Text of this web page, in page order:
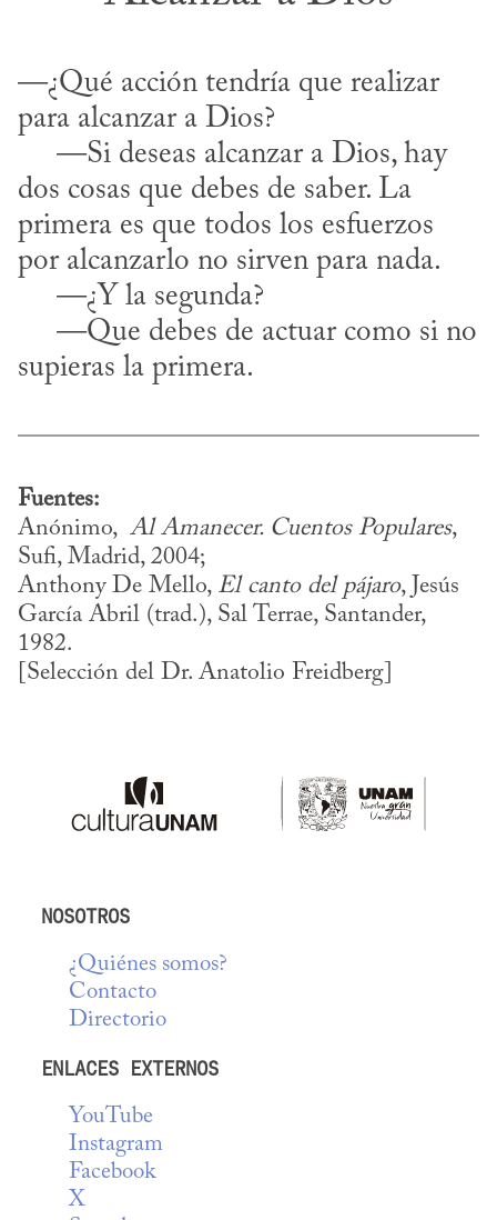
—¿Qué acción tendría que realizar
para alcanzar a Dios?
dos cosas que debes de saber. La
primera es que todos los esfuerzos
por alcanzarlo no sirven para nada.
supieras la primera.
Fuentes:
Anónimo, Al Amanecer. Cuentos Populares,
Sufi, Madrid, 2004;
Anthony De Mello, El canto del pájaro, Jesús
García Abril (trad.), Sal Terrae, Santander,
1982.
[Selección del Dr. Anatolio Freidberg]
NOSOTROS
¿Quiénes somos?
Contacto
Directorio
ENLACES EXTERNOS
YouTube
Instagram
Facebook
X